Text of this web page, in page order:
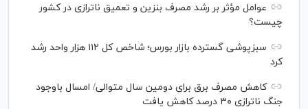
عوامل مؤثر بر رشد مصرف بنزین و تعمیق ناترازی در کشور
چیست؟
سبزپوشی گسترده بازار بورس؛ شاخص کل ۱۱۲ هزار واحد رشد
کرد
کاهش مصرف برق برای دومین سال متوالی/ امسال باوجود
جنگ ناترازی ۳۰ درصد کاهش یافت